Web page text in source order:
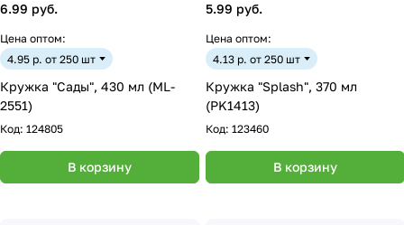
6.99 руб.
Цена оптом:
4.95 р. от 250 шт
Кружка "Сады", 430 мл (ML-
2551)
Код: 124805
В корзину
5.99 руб.
Цена оптом:
4.13 р. от 250 шт
Кружка "Splash", 370 мл
(PK1413)
Код: 123460
В корзину